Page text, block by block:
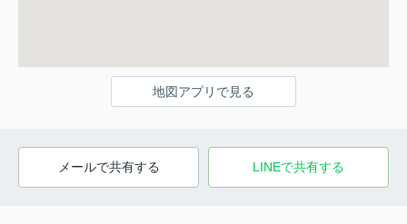
地図アプリで見る
メールで共有する LINEで共有する